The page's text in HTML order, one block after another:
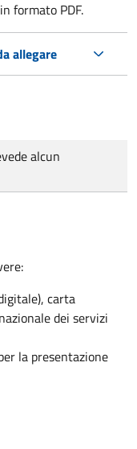
formato PDF.
allegare
alcun
carta
dei servizi
la presentazione